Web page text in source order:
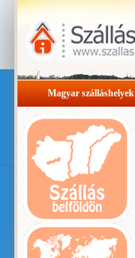
Magyar szálláshelyek